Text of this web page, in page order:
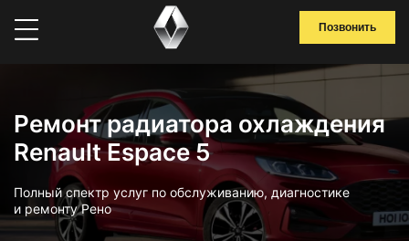
Позвонить
Ремонт радиатора охлаждения
Renault Espace 5
Полный спектр услуг по обслуживанию, диагностике
и ремонту Рено